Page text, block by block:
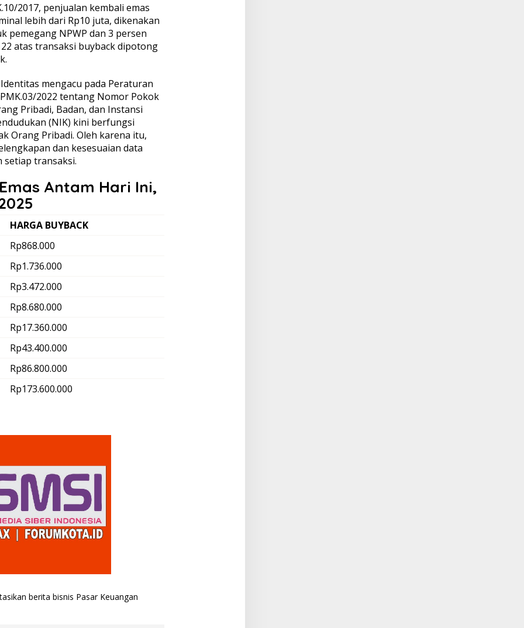
2017, penjualan kembali emas
lebih dari Rp10 juta, dikenakan
pemegang NPWP dan 3 persen
atas transaksi buyback dipotong
mengacu pada Peraturan
2022 tentang Nomor Pokok
Pribadi, Badan, dan Instansi
(NIK) kini berfungsi
Orang Pribadi. Oleh karena itu,
dan kesesuaian data
setiap transaksi.
Antam Hari Ini,
HARGA BUYBACK
Rp868.000
Rp1.736.000
Rp3.472.000
Rp8.680.000
Rp17.360.000
Rp43.400.000
Rp86.800.000
Rp173.600.000
berita bisnis Pasar Keuangan